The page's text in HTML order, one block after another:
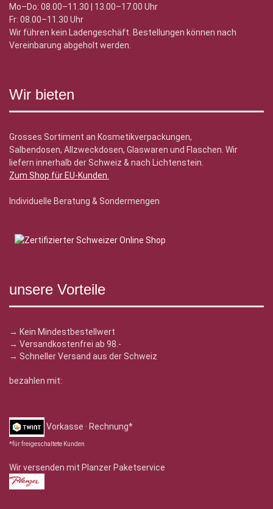
Mo–Do: 08.00–11.30 | 13.00–17.00 Uhr
Fr: 08.00–11.30 Uhr
Wir führen kein Ladengeschäft. Bestellungen können nach
Vereinbarung abgeholt werden.
Wir bieten
Grosses Sortiment an Kosmetikverpackungen,
Salbendosen, Allzweckdosen, Glaswaren und Flaschen. Wir
liefern innerhalb der Schweiz & nach Lichtenstein.
Zum Shop für EU-Kunden.
Individuelle Beratung & Sondermengen
unsere Vorteile
→ Kein Mindestbestellwert
→ Versandkostenfrei ab 98.-
→ Schneller Versand aus der Schweiz
bezahlen mit:
Vorkasse · Rechnung*
*für freigeschaltete Kunden
Wir versenden mit Planzer Paketservice